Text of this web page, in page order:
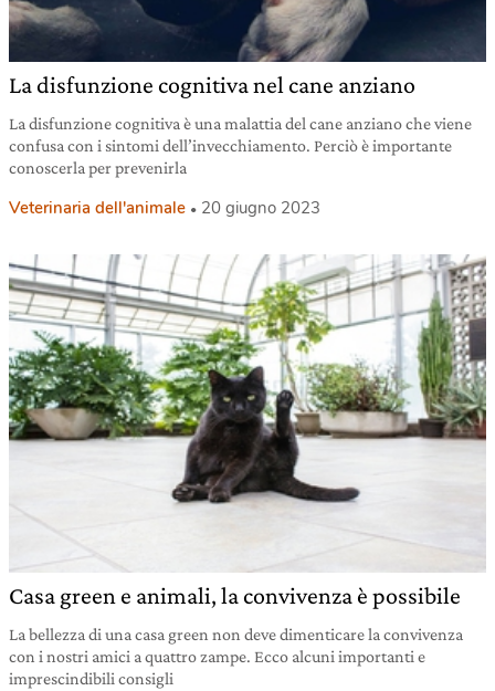
La disfunzione cognitiva nel cane anziano
La disfunzione cognitiva è una malattia del cane anziano che viene
confusa con i sintomi dell’invecchiamento. Perciò è importante
conoscerla per prevenirla
Veterinaria dell'animale 20 giugno 2023
Casa green e animali, la convivenza è possibile
La bellezza di una casa green non deve dimenticare la convivenza
con i nostri amici a quattro zampe. Ecco alcuni importanti e
imprescindibili consigli